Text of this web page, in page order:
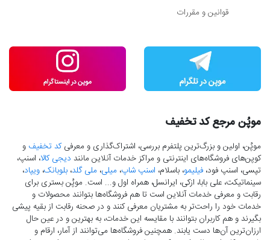
قوانین و مقررات
موپُن مرجع کد تخفیف
موپُن، اولین و بزرگ‌ترین پلتفرم بررسی، اشتراک‌گذاری و معرفیکد تخفیف و
کوپن‌های فروشگاه‌های اینترنتی و مراکز خدمات آنلاین مانند دیجی کالا، اسنپ،
تپسی، اسنپ فود، فیلیمو، باسلام، اسنپ شاپ، میلی، ملی گلد، بلوبانک، ویپاد،
سینماتیکت، علی بابا، ازکی، ایرانسل، همراه اول و... است. موپُن بستری برای
رقابت و معرفی خدمات آنلاین است تا هم فروشگاه‌ها بتوانند محصولات و
خدمات خود را راحت‌تر به مشتریان معرفی کنند و در صحنه رقابت از بقیه پیشی
بگیرند و هم کاربران بتوانند با مقایسه این خدمات، به بهترین و در عین حال
ارزان‌ترین آن‌ها دست‌ یابند. همچنین فروشگاه‌ها می‌توانند از آمار، ارقام و